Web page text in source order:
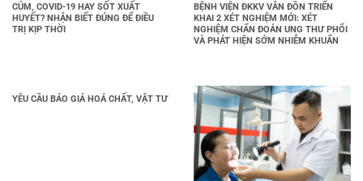
CÚM, COVID-19 HAY SỐT XUẤT
HUYẾT? NHẬN BIẾT ĐÚNG ĐỂ ĐIỀU
TRỊ KỊP THỜI
BỆNH VIỆN ĐKKV VÂN ĐỒN TRIỂN
KHAI 2 XÉT NGHIỆM MỚI: XÉT
NGHIỆM CHẨN ĐOÁN UNG THƯ PHỔI
VÀ PHÁT HIỆN SỚM NHIỄM KHUẨN
YÊU CẦU BÁO GIÁ HOÁ CHẤT, VẬT TƯ